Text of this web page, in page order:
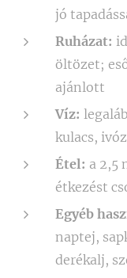
jó
Ruházat:
öltözet;
ajánlott
Víz:
kulacs,
Étel: a 2,5
étkezést
Egyéb
naptej,
derékalj,